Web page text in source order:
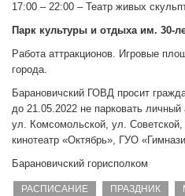
17:00 – 22:00 – Театр живых
Парк культуры и отдыха им. 30-
Работа аттракционов. Игровые
города.
Барановичский ГОВД просит
до 21.05.2022 не парковать
ул. Комсомольской, ул. Советской,
кинотеатр «Октябрь», ГУО
Барановичский горисполком
РАСПИСАНИЕ ПРАЗДНИК